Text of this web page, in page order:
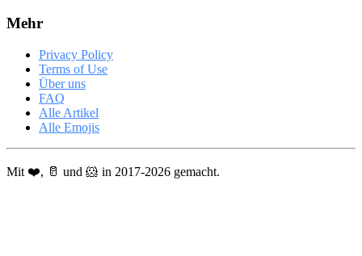
Mehr
Privacy Policy
Terms of Use
Über uns
FAQ
Alle Artikel
Alle Emojis
Mit ❤️, 🥛 und 🐹 in 2017-2026 gemacht.